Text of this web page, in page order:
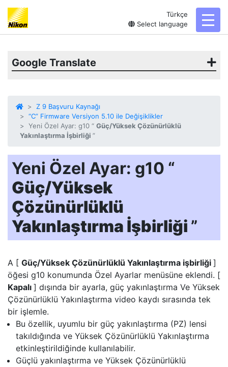
Türkçe
Select language
Google Translate
Z 9 Başvuru Kaynağı
“C” Firmware Versiyon 5.10 ile Değişiklikler
Yeni Özel Ayar: g10 “ Güç/Yüksek Çözünürlüklü
Yakınlaştırma İşbirliği ”
Yeni Özel Ayar: g10 “
Güç/Yüksek
Çözünürlüklü
Yakınlaştırma İşbirliği ”
A [ Güç/Yüksek Çözünürlüklü Yakınlaştırma işbirliği ]
öğesi g10 konumunda Özel Ayarlar menüsüne eklendi. [
Kapalı ] dışında bir ayarla, güç yakınlaştırma Ve Yüksek
Çözünürlüklü Yakınlaştırma video kaydı sırasında tek
bir işlemle.
Bu özellik, uyumlu bir güç yakınlaştırma (PZ) lensi
takıldığında ve Yüksek Çözünürlüklü Yakınlaştırma
etkinleştirildiğinde kullanılabilir.
Güçlü yakınlaştırma ve Yüksek Çözünürlüklü